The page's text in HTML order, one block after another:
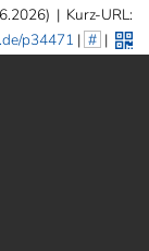
| Kurz-URL:
p34471 | # |